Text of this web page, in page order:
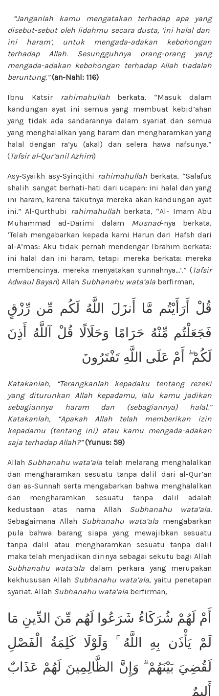
“Janganlah kamu mengatakan terhadap apa yang
disebut-sebut oleh lidahmu secara dusta, ‘ini halal dan
ini haram’, untuk mengada-adakan kebohongan
terhadap Allah. Sesungguhnya orang-orang yang
mengada-adakan kebohongan terhadap Allah tiadalah
beruntung.”(an-Nahl: 116)
Ibnu Katsir rahimahullahberkata, “Masuk dalam
kandungan ayat ini semua yang membuat kebid’ahan
yang tidak ada sandarannya dalam syariat dan semua
yang menghalalkan yang haram dan mengharamkan yang
halal dengan ra’yu (akal) dan selera hawa nafsunya.”
(Tafsir al-Qur’anil Azhim)
Asy-Syaikh asy-Syinqithi rahimahullahberkata, “Salafus
shalih sangat berhati-hati dari ucapan: ini halal dan yang
ini haram, karena takutnya mereka akan kandungan ayat
ini.” Al-Qurthubi
rahimahullahberkata, “Al- Imam Abu
Muhammad ad-Darimi dalam
Musnad-nya berkata,
‘Telah mengabarkan kepada kami Harun dari Hafsh dari
al-A’mas: Aku tidak pernah mendengar Ibrahim berkata:
ini halal dan ini haram, tetapi mereka berkata: mereka
membencinya, mereka menyatakan sunnahnya…’.” (Tafsir
Adwaul Bayan) Allah Subhanahu wata’ala berfirman,
قُلْ أَرَأَيْتُم مَّا أَنزَلَ اللَّهُ لَكُم مِّن رِّزْقٍ
فَجَعَلْتُم مِّنْهُ حَرَامًا وَحَلَالًا قُلْ آللَّهُ أَذِنَ
لَكُمْ ۖ أَمْ عَلَى اللَّهِ تَفْتَرُونَ
Katakanlah, “Terangkanlah kepadaku tentang rezeki
yang diturunkan Allah kepadamu, lalu kamu jadikan
sebagiannya haram dan (sebagiannya) halal.”
Katakanlah, “Apakah Allah telah memberikan izin
kepadamu (tentang ini) atau kamu mengada-adakan
saja terhadap Allah?”(Yunus: 59)
Allah Subhanahu wata’ala telah melarang menghalalkan
dan mengharamkan sesuatu tanpa dalil dari al-Qur’an
dan as-Sunnah serta mengabarkan bahwa menghalalkan
dan mengharamkan sesuatu tanpa dalil adalah
kedustaan atas nama Allah Subhanahu wata’ala.
Sebagaimana Allah Subhanahu wata’ala mengabarkan
pula bahwa barang siapa yang mewajibkan sesuatu
tanpa dalil atau mengharamkan sesuatu tanpa dalil
maka telah menjadikan dirinya sebagai sekutu bagi Allah
Subhanahu wata’ala dalam perkara yang merupakan
kekhususan Allah Subhanahu wata’ala, yaitu penetapan
syariat. Allah Subhanahu wata’ala berfirman,
أَمْ لَهُمْ شُرَكَاءُ شَرَعُوا لَهُم مِّنَ الدِّينِ مَا
لَمْ يَأْذَن بِهِ اللَّهُ ۚ وَلَوْلَا كَلِمَةُ الْفَصْلِ
لَقُضِيَ بَيْنَهُمْ ۗ وَإِنَّ الظَّالِمِينَ لَهُمْ عَذَابٌ
أَلِيمٌ